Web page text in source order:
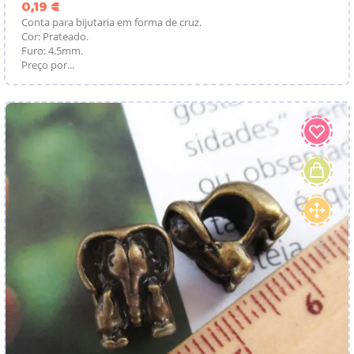
0,19 €
Conta para bijutaria em forma de cruz.
Cor: Prateado.
Furo: 4.5mm.
Preço por...